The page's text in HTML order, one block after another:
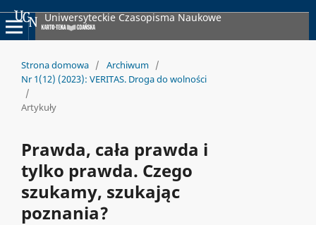
Uniwersyteckie Czasopisma Naukowe
Strona domowa / Archiwum /
Nr 1(12) (2023): VERITAS. Droga do wolności
/
Artykuły
Prawda, cała prawda i
tylko prawda. Czego
szukamy, szukając
poznania?